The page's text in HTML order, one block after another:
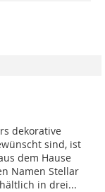
dekorative
sind, ist
dem Hause
Namen Stellar
in drei...